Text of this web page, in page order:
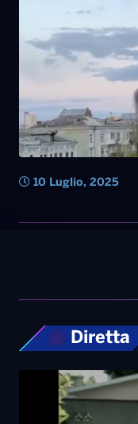
10 Luglio, 2025
Diretta